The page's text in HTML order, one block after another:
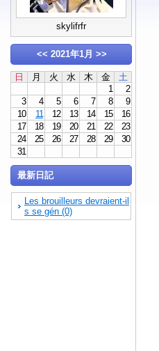
skylifrfr
<< 2021年1月 >>
日 月 火 水 木 金
土
1
2
3
4 5 6 7 8
9
10
11 12 13 14 15
16
17
18 19 20 21 22
23
24
25 26 27 28 29
30
31
最新日記
Les brouilleurs devraient-il
s se gén (0)